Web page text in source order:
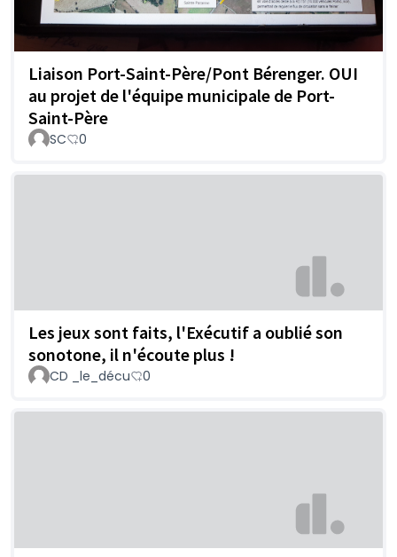
Liaison Port-Saint-Père/Pont Bérenger. OUI
au projet de l'équipe municipale de Port-
Saint-Père
SC 0
Les jeux sont faits, l'Exécutif a oublié son
sonotone, il n'écoute plus !
CD _le_décu 0